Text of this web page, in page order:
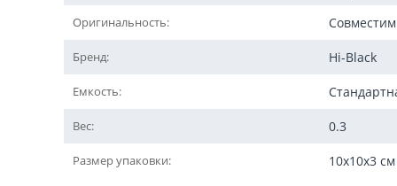
Оригинальность:
Бренд: Hi-Black
Емкость:
Вес: 0.3
Размер упаковки: 10x10x3 см